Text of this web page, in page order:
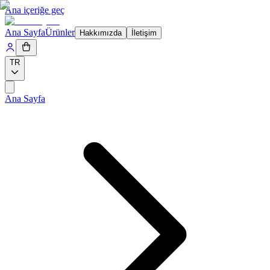
Ana içeriğe geç
Ana SayfaÜrünler Hakkımızda İletişim
TR
Ana Sayfa